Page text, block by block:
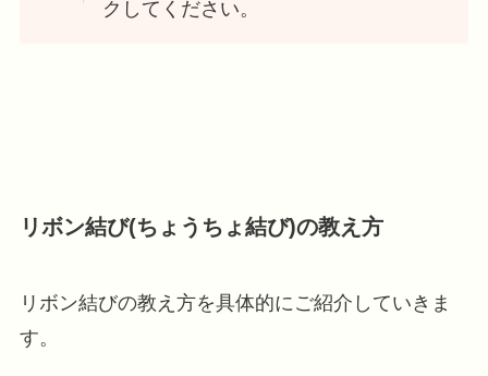
クしてください。
リボン結び(ちょうちょ結び)の教え方
リボン結びの教え方を具体的にご紹介していきま
す。